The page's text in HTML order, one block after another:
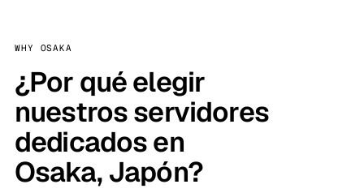
WHY OSAKA
¿Por qué elegir
nuestros servidores
dedicados en
Osaka, Japón?